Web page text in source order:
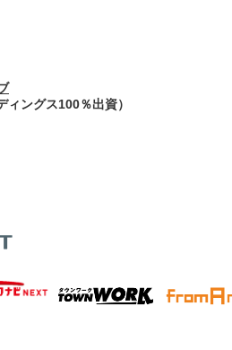
ングス100％出資）